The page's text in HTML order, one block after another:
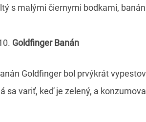
s malými čiernymi bodkami,
Goldfinger Banán
Goldfinger bol prvýkrát
sa variť, keď je zelený, a